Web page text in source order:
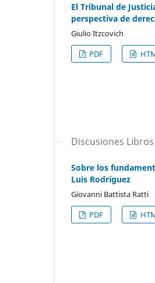
El Tribunal de
perspectiva de
Giulio Itzcovich
PDF
Discusiones Libros
Sobre los
Luis Rodríguez
Giovanni Battista Ratti
PDF